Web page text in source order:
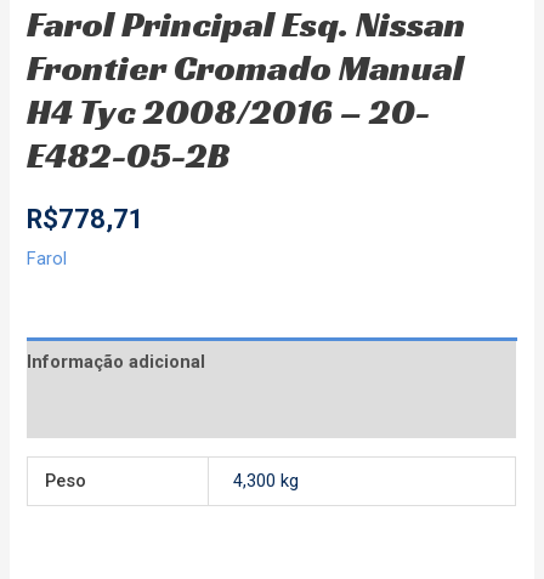
Farol Principal Esq. Nissan
Frontier Cromado Manual
H4 Tyc 2008/2016 – 20-
E482-05-2B
R$778,71
Farol
Informação adicional
Peso 4,300 kg